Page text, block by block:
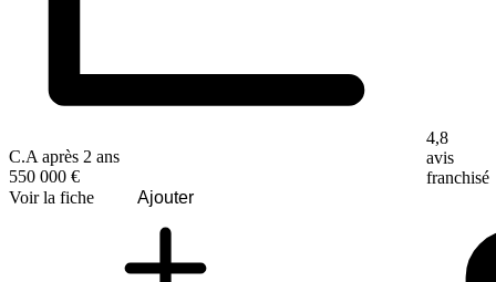
C.A après 2 ans
550 000 €
Voir la fiche
Ajouter
4,8
avis
franchisé